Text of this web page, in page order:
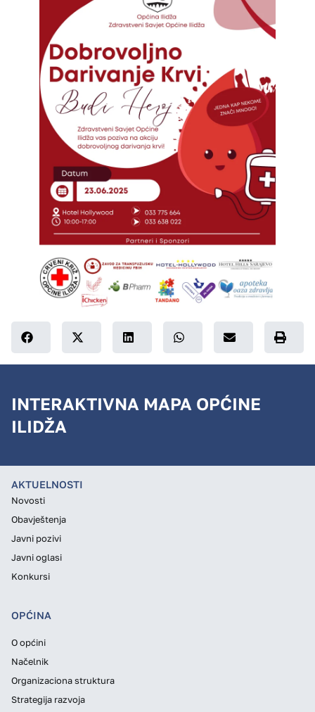
INTERAKTIVNA MAPA OPĆINE
ILIDŽA
AKTUELNOSTI
Novosti
Obavještenja
Javni pozivi
Javni oglasi
Konkursi
OPĆINA
O općini
Načelnik
Organizaciona struktura
Strategija razvoja